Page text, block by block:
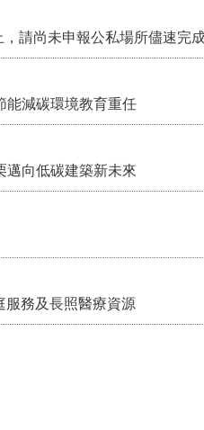
減碳環境教育重任
向低碳建築新未來
服務及長照醫療資源